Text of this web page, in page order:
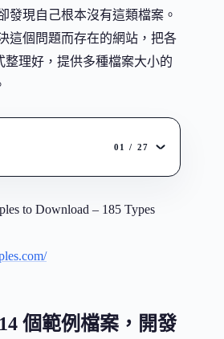
發現自己根本沒有這類檔案。
這個問題而存在的網站，把各
理好，提供多種檔案大小的
01 / 27
to Download – 185 Types
個範例檔案，開發